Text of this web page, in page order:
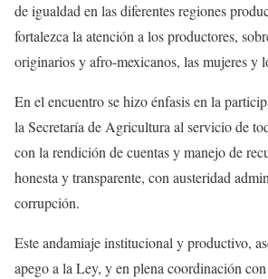
de igualdad en las diferentes regiones
fortalezca la atención a los productores,
originarios y afro-mexicanos, las mujeres y
En el encuentro se hizo énfasis en la
la Secretaría de Agricultura al servicio de
con la rendición de cuentas y manejo de
honesta y transparente, con austeridad
corrupción.
Este andamiaje institucional y productivo,
apego a la Ley, y en plena coordinación